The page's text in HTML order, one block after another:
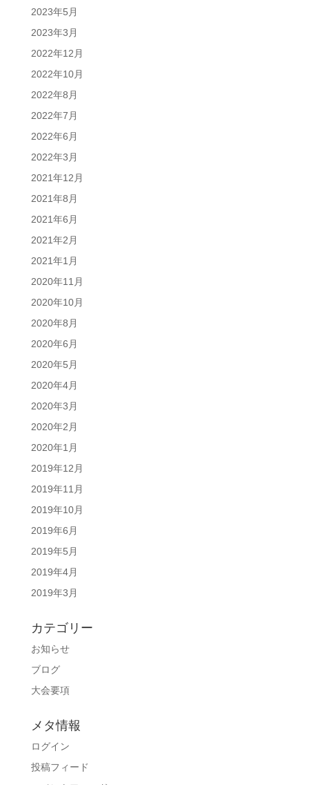
2023年5月
2023年3月
2022年12月
2022年10月
2022年8月
2022年7月
2022年6月
2022年3月
2021年12月
2021年8月
2021年6月
2021年2月
2021年1月
2020年11月
2020年10月
2020年8月
2020年6月
2020年5月
2020年4月
2020年3月
2020年2月
2020年1月
2019年12月
2019年11月
2019年10月
2019年6月
2019年5月
2019年4月
2019年3月
カテゴリー
お知らせ
ブログ
大会要項
メタ情報
ログイン
投稿フィード